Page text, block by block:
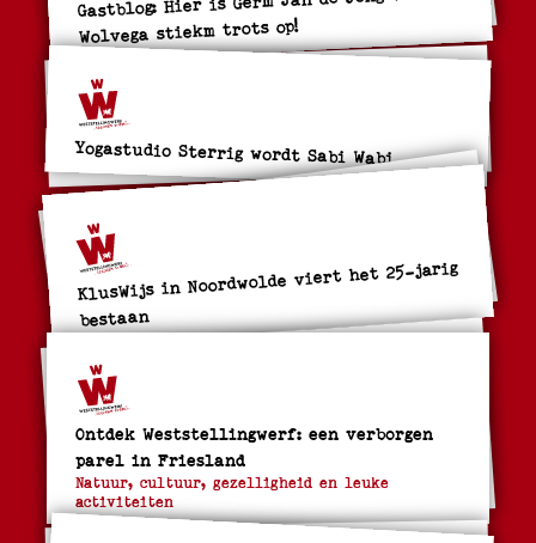
Wolvega stiekm trots op!
Yogastudio Sterrig wordt Sabi Wabi
KlusWijs in Noordwolde viert het 25-jarig
bestaan
Ontdek Weststellingwerf: een verborgen
parel in Friesland
Natuur, cultuur, gezelligheid en leuke
activiteiten